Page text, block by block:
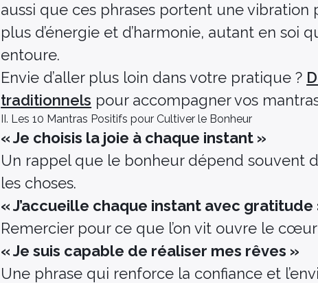
aussi que ces phrases portent une vibration
plus d’énergie et d’harmonie, autant en soi
entoure.
Envie d’aller plus loin dans votre pratique ?
traditionnels pour accompagner vos
II. Les 10 Mantras Positifs pour Cultiver le Bonheur
« Je choisis la joie à chaque instant »
Un rappel que le bonheur dépend souvent
les choses.
« J’accueille chaque instant avec gratitude
Remercier pour ce que l’on vit ouvre le cœur
« Je suis capable de réaliser mes rêves »
Une phrase qui renforce la confiance et